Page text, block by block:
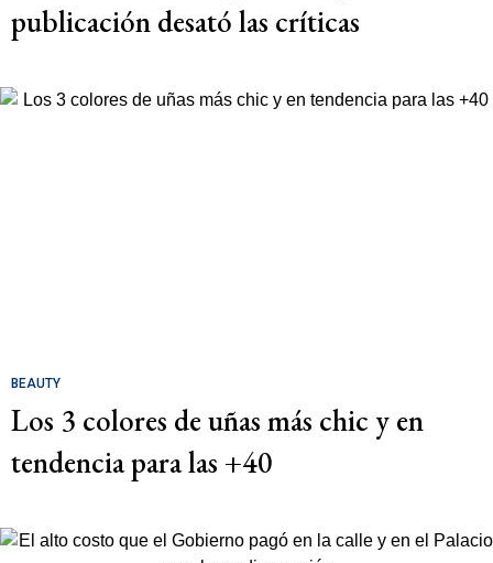
publicación desató las críticas
BEAUTY
Los 3 colores de uñas más chic y en
tendencia para las +40